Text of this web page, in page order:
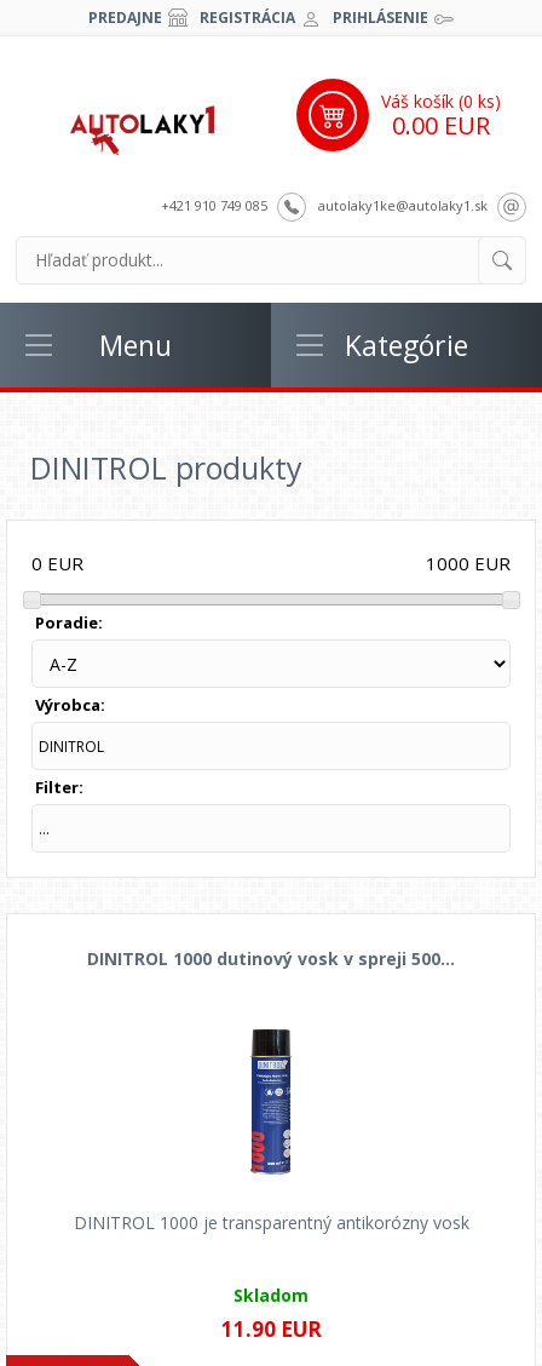
PREDAJNE REGISTRÁCIA PRIHLÁSENIE
+421 910 749 085 autolaky1ke@autolaky1.sk
Váš košík (0 ks)
0.00 EUR
Menu Kategórie
DINITROL produkty
0 EUR 1000 EUR
Poradie:
Výrobca:
DINITROL
Filter:
...
DINITROL 1000 dutinový vosk v spreji 500...
DINITROL 1000 je transparentný antikorózny vosk
Skladom
11.90 EUR